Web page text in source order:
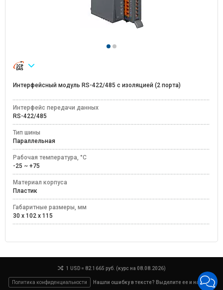
Интерфейсный модуль RS-422/485 с изоляцией (2 порта)
Интерфейс передачи данных
RS-422/485
Тип шины
Параллельная
Рабочая температура, °C
-25 ~ +75
Материал корпуса
Пластик
Габаритные размеры, мм
30 x 102 x 115
1 USD = 82.1665 руб. (курс на 08.08.2026)
Политика конфиденциальности
Нашли ошибку в тексте? Выделите ее и нажмите